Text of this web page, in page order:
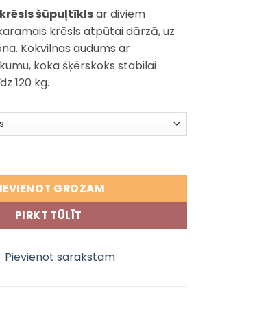
šūpuļtīklsar diviem
krēsls atpūtai dārzā, uz
Kokvilnas audums ar
koka šķērskoks stabilai
120 kg.
šūpuļtīkls ar spilveniem daudzums
GROZAM
PIRKT TŪLĪT
Pievienot sarakstam